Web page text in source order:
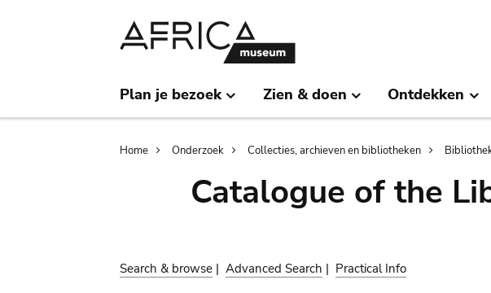
Plan je bezoek Zien & doen Ontdekken
Breadcrumb
Home Onderzoek Collecties, archieven en bibliotheken
Catalogue of the
Search & browse | Advanced Search | Practical Info